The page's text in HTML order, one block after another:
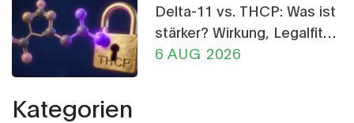
Delta-11 vs. THCP: Was ist
stärker? Wirkung, Legalfität
und Risiken im Vergleich
6 AUG 2026
Kategorien